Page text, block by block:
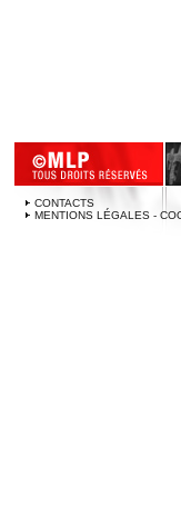
CONTACTS
MENTIONS LÉGALES -